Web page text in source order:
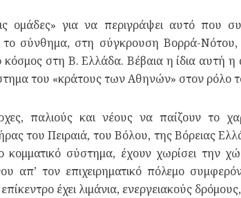
ομάδες» για να περιγράψει αυτό που
σύνθημα, στη σύγκρουση Βορρά-Νότου,
στη Β. Ελλάδα. Βέβαια η ίδια αυτή η
του «κράτους των Αθηνών» στον ρόλο
παλιούς και νέους να παίζουν το
του Πειραιά, του Βόλου, της Βόρειας
κομματικό σύστημα, έχουν χωρίσει την
απ’ τον επιχειρηματικό πόλεμο
έχει λιμάνια, ενεργειακούς